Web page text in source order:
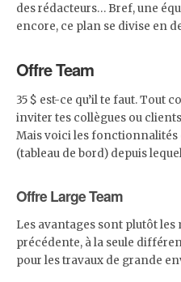
des rédacteurs… Bref, une
encore, ce plan se divise en
Offre Team
35 $ est-ce qu’il te faut. Tout
inviter tes collègues ou
Mais voici les fonctionnalités
(tableau de bord) depuis
Offre Large Team
Les avantages sont plutôt les
précédente, à la seule
pour les travaux de grande